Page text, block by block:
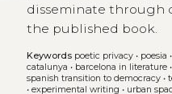
disseminate through
the published book.
Keywords poetic privacy• poesia •
catalunya • barcelona in literature•
spanish transition to democracy•
• experimental writing • urban